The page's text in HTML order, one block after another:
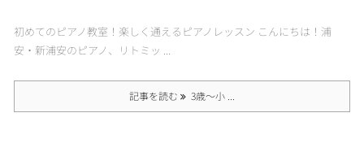
初めてのピアノ教室！楽しく通えるピアノレッスン こんにちは！浦
安・新浦安のピアノ、リトミッ ...
記事を読む 3歳〜小 ...